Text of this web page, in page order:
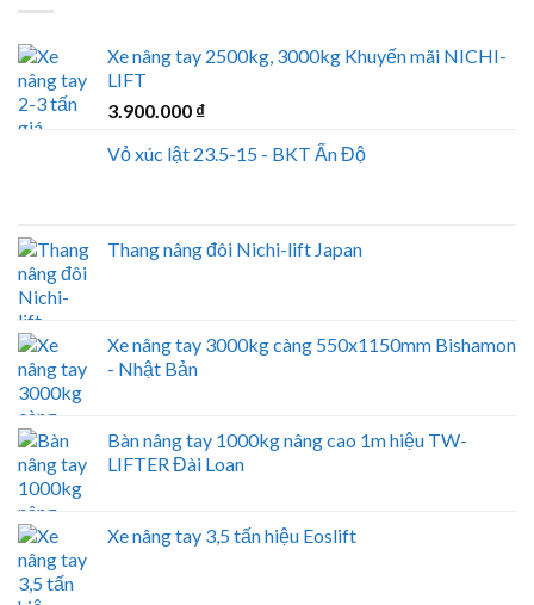
Xe nâng tay 2500kg, 3000kg Khuyến mãi NICHI-
LIFT
3.900.000 ₫
Vỏ xúc lật 23.5-15 - BKT Ấn Độ
Thang nâng đôi Nichi-lift Japan
Xe nâng tay 3000kg càng 550x1150mm Bishamon
- Nhật Bản
Bàn nâng tay 1000kg nâng cao 1m hiệu TW-
LIFTER Đài Loan
Xe nâng tay 3,5 tấn hiệu Eoslift